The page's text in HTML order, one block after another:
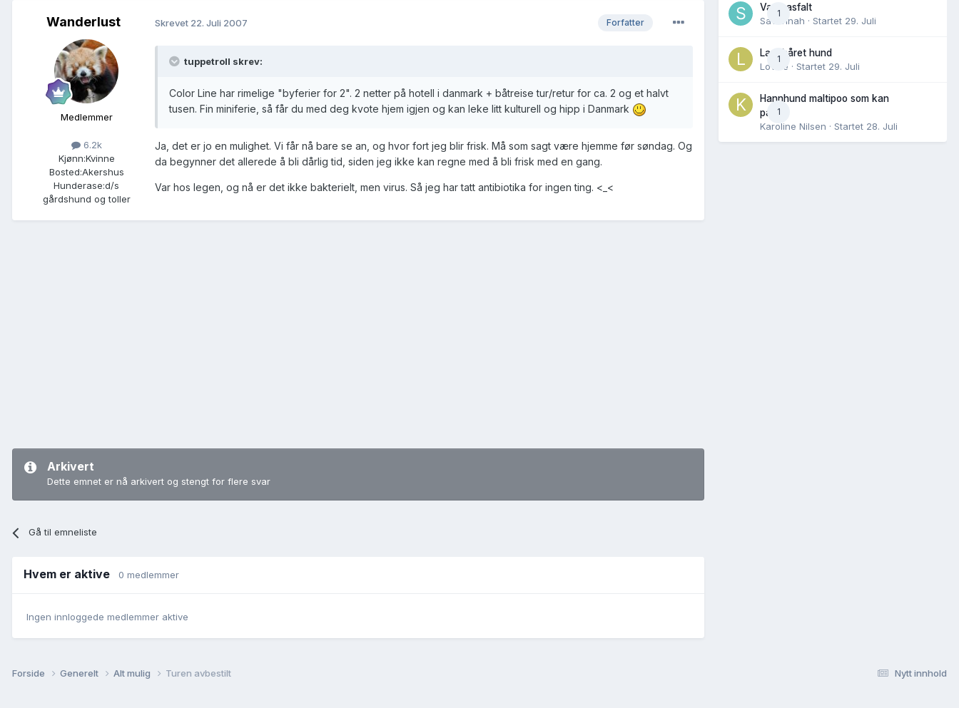
Wanderlust
Medlemmer
6.2k
Kjønn:Kvinne
Bosted:Akershus
Hunderase:d/s
gårdshund og toller
Forfatter
Skrevet 22. Juli 2007
tuppetroll skrev:
Color Line har rimelige "byferier for 2". 2 netter på hotell i danmark + båtreise tur/retur for ca. 2 og et halvt
tusen. Fin miniferie, så får du med deg kvote hjem igjen og kan leke litt kulturell og hipp i Danmark
Ja, det er jo en mulighet. Vi får nå bare se an, og hvor fort jeg blir frisk. Må som sagt være hjemme før søndag. Og
da begynner det allerede å bli dårlig tid, siden jeg ikke kan regne med å bli frisk med en gang.
Var hos legen, og nå er det ikke bakterielt, men virus. Så jeg har tatt antibiotika for ingen ting. <_<
Arkivert
Dette emnet er nå arkivert og stengt for flere svar
Gå til emneliste
Hvem er aktive 0 medlemmer
Ingen innloggede medlemmer aktive
1
Varm asfalt
Savannah · Startet 29. Juli
1
Langhåret hund
Lovise · Startet 29. Juli
1
Hannhund maltipoo som kan
parres
Karoline Nilsen · Startet 28. Juli
Nytt innhold
Forside Generelt Alt mulig Turen avbestilt